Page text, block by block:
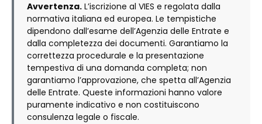
Avvertenza. L’iscrizione al VIES e regolata dalla
normativa italiana ed europea. Le tempistiche
dipendono dall’esame dell’Agenzia delle Entrate e
dalla completezza dei documenti. Garantiamo la
correttezza procedurale e la presentazione
tempestiva di una domanda completa; non
garantiamo l’approvazione, che spetta all’Agenzia
delle Entrate. Queste informazioni hanno valore
puramente indicativo e non costituiscono
consulenza legale o fiscale.